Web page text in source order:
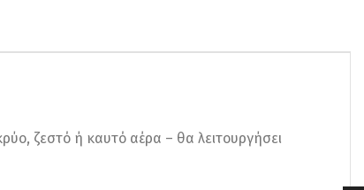
ζεστό ή καυτό αέρα – θα λειτουργήσει